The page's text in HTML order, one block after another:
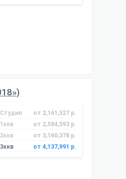
Студия
от 2,161,527 р.
1ккв
от 2,584,593 р.
2ккв
от 3,160,378 р.
3ккв
от 4,137,991 р.